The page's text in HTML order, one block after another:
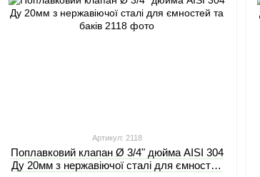
Артикул: 2118
Поплавковий клапан Ø 3/4" дюйма AISI 304
Ду 20мм з нержавіючої сталі для ємностей